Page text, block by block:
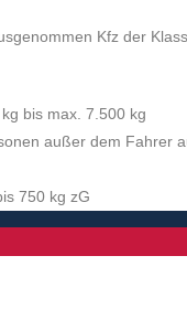
Kfz der
bis max. 7.500 kg
außer dem Fahrer
750 kg zG